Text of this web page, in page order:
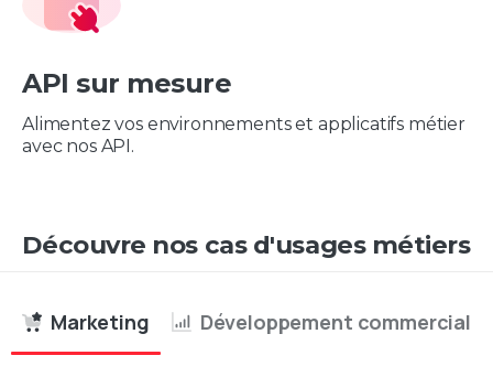
API sur mesure
Alimentez vos environnements et applicatifs métier
avec nos API.
Découvre nos cas d'usages métiers
Marketing Développement commercial